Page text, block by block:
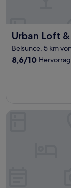
Urban Loft
Urban Loft &
Belsunce, 5 km
8.6
8,6/10
Alex Hotel & Spa